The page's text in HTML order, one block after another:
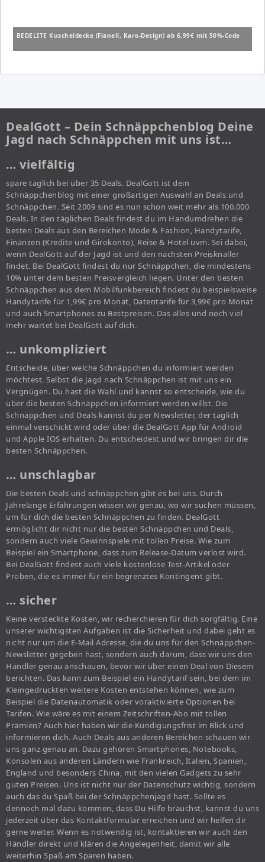
BEDELITE Kuscheldecke (Flanell, Karo-Design) ab 6,99€ mit 50%-Code
DealGott – Dein Schnäppchenblog Deine
Jagd nach Schnäppchen mit uns ist…
… vielfältig
spare täglich bei über 35 Deals. DealGott ist dein
Schnäppchenblog mit einer großartigen Auswahl an Deals und
Schnäppchen. Seit 2009 sind es nun schon weit mehr als 100.000
Deals. In den täglichen Deals findest du im Handumdrehen die
besten Deals aus den Bereichen Mode & Fashion, Handytarife,
Finanzen (Kredite und Girokonto), Reise & Hotel uvm. Sei dabei,
wenn DealGott auf der Jagd ist und den nächsten Preisknaller
findet. Bei DealGott findest du nur Schnäppchen, die mindestens
10% unter dem besten Preisvergleich liegen. Unter den besten
Schnäppchen aus dem Mobilfunkbereich findest du beispielsweise
Handytarife für 1,99€ pro Monat, Datentarife für 3,99€ pro Monat
und auch Smartphones zu Bestpreisen. Das alles und noch viel
mehr wartet bei DealGott auf dich.
… unkompliziert
Entscheide, über welche Schnäppchen du informiert werden
möchtest. Selbst die Jagd nach Schnäppchen ist mit uns ein
Vergnügen. Du hast die Wahl und kannst so entscheide, wie du
über die besten Schnäppchen informiert werden willst. Die
Schnäppchen und Deals kannst du per Newsletter, der täglich
einmal verschickt wird oder über die DealGott App für Android
und Apple IOS erhalten. Du entscheidest und wir bringen dir die
besten Schnäppchen.
… unschlagbar
Die besten Deals und schnäppchen gibt es bei uns. Durch
Jahrelange Erfahrungen wissen wir genau, wo wir suchen müssen,
um für dich die besten Schnäppchen zu finden. DealGott
ermöglicht dir nicht nur die besten Schnäppchen und Deals,
sondern auch viele Gewinnspiele mit tollen Preise. Wie zum
Beispiel ein Smartphone, dass zum Release-Datum verlost wird.
Bei DealGott findest auch viele kostenlose Test-Artikel oder
Proben, die es immer für ein begrenztes Kontingent gibt.
… sicher
Keine versteckte Kosten, wir recherchieren für dich sorgfältig. Eine
unserer wichtigsten Aufgaben ist die Sicherheit und dabei geht es
nicht nur um die E-Mail Adresse, die du uns für den Schnäppchen-
Newsletter gegeben hast, sondern auch darum, dass wir uns den
Händler genau anschauen, bevor wir über einen Deal von Diesem
berichten. Das kann zum Beispiel ein Handytarif sein, bei dem im
Kleingedruckten weitere Kosten entstehen können, wie zum
Beispiel die Datenautomatik oder voraktivierte Optionen bei
Tarifen. Wie wäre es mit einem Zeitschriften-Abo mit tollen
Prämien? Auch hier haben wir die Kündigungsfrist im Blick und
informieren dich. Auch Deals aus anderen Bereichen schauen wir
uns ganz genau an. Dazu gehören Smartphones, Notebooks,
Konsolen aus anderen Ländern wie Frankreich, Italien, Spanien,
England und besonders China, mit den vielen Gadgets zu sehr
guten Preisen. Uns ist nicht nur der Datenschutz wichtig, sondern
auch das du Spaß bei der Schnäppchenjagd hast. Sollte es
dennoch mal dazu kommen, dass Du Hilfe brauchst, kannst du uns
jederzeit über das Kontaktformular erreichen und wir helfen dir
gerne weiter. Wenn es notwendig ist, kontaktieren wir auch den
Händler direkt und klären die Angelegenheit, damit wir alle
weiterhin Spaß am Sparen haben.